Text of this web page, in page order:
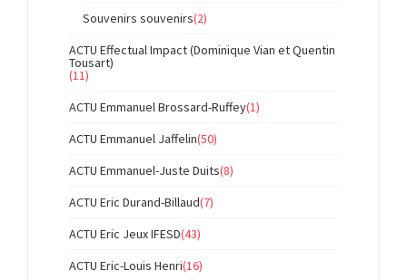
Souvenirs souvenirs(2)
ACTU Effectual Impact (Dominique Vian et Quentin
Tousart)
(11)
ACTU Emmanuel Brossard-Ruffey(1)
ACTU Emmanuel Jaffelin(50)
ACTU Emmanuel-Juste Duits(8)
ACTU Eric Durand-Billaud(7)
ACTU Eric Jeux IFESD(43)
ACTU Eric-Louis Henri(16)